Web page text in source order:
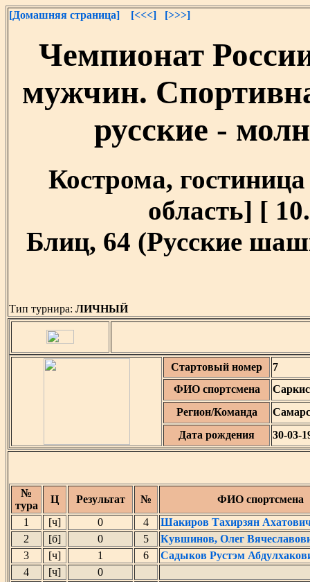
[Домашняя страница] [<<<] [>>>]
Чемпионат
мужчин.
русские -
Кострома,
область] [
Блиц, 64 (Русские
Тип турнира: ЛИЧНЫЙ
Стартовый номер
7
ФИО спортсмена
Регион/Команда
Дата рождения
30-03-
№
тура
Ц Результат №
ФИО спортсмена
1
[ч] 0 4
Шакиров Тахирзян
2
[б] 0 5
Кувшинов, Олег
3
[ч] 1 6
Садыков Рустэм
4
[ч]
0